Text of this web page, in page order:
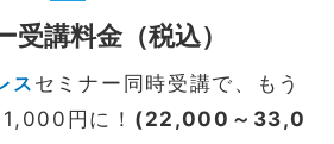
受講料金（税込）
スセミナー同時受講で、もう
円に！ (22,000～33,0